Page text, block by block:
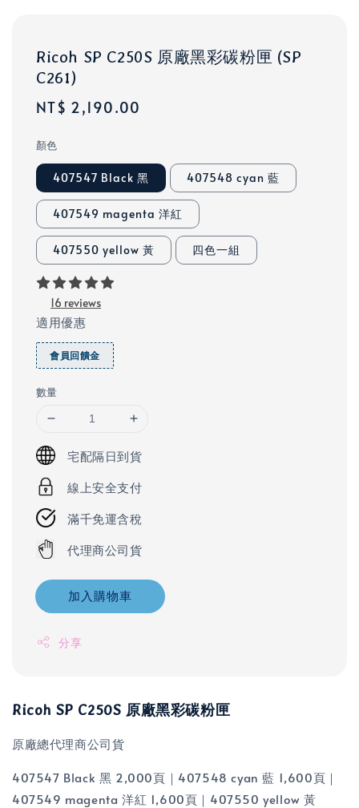
Ricoh SP C250S 原廠黑彩碳粉匣 (SP
C261)
Regular
NT$ 2,190.00
顏色
407547 Black 黑 407548 cyan 藍
407549 magenta 洋紅
407550 yellow 黃 四色一組
16 reviews
適用優惠
會員回饋金
數量
宅配隔日到貨
線上安全支付
滿千免運含稅
代理商公司貨
加入購物車
分享
Ricoh SP C250S 原廠黑彩碳粉匣
原廠總代理商公司貨
407547 Black 黑 2,000頁｜407548 cyan 藍 1,600頁｜
407549 magenta 洋紅 1,600頁｜407550 yellow 黃